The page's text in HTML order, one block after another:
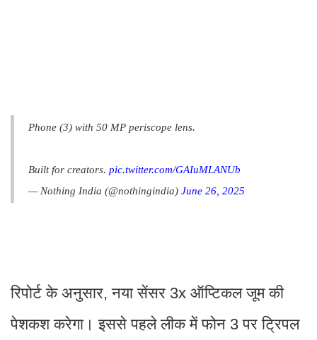
Phone (3) with 50 MP periscope lens.
Built for creators. pic.twitter.com/GAIuMLANUb
— Nothing India (@nothingindia) June 26, 2025
रिपोर्ट के अनुसार, नया सेंसर 3x ऑप्टिकल जूम की
पेशकश करेगा। इससे पहले लीक में फोन 3 पर ट्रिपल